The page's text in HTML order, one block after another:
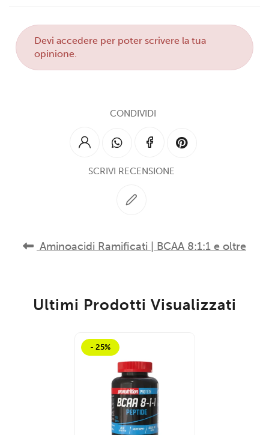
Deviaccedere per poter scrivere la tua
opinione.
CONDIVIDI
SCRIVI RECENSIONE
Aminoacidi Ramificati | BCAA 8:1:1 e oltre
Ultimi Prodotti Visualizzati
- 25%